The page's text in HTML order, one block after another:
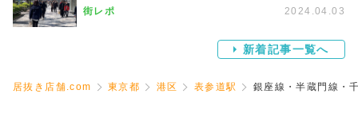
街レポ 2024.04.03
新着記事一覧へ
居抜き店舗.com 東京都 港区 表参道駅 銀座線・半蔵門線・